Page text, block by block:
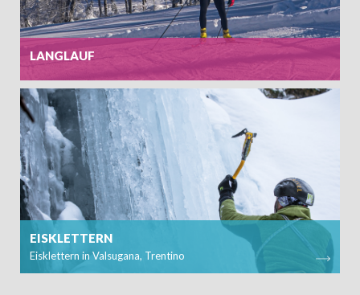
ERWACHSENE
KINDER
SUCHEN
LANGLAUF
EISKLETTERN
Eisklettern in Valsugana, Trentino